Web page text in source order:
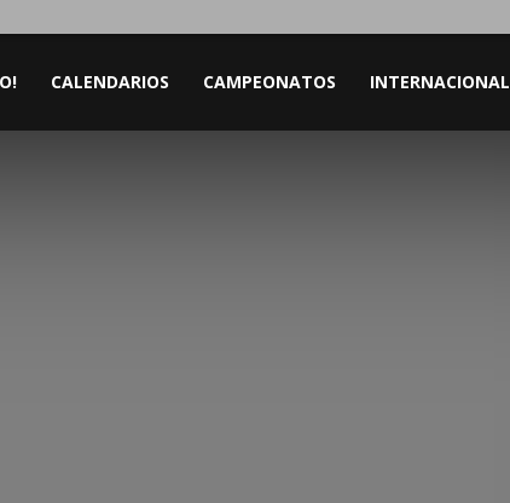
CALENDARIOS CAMPEONATOS INTERNACIONAL